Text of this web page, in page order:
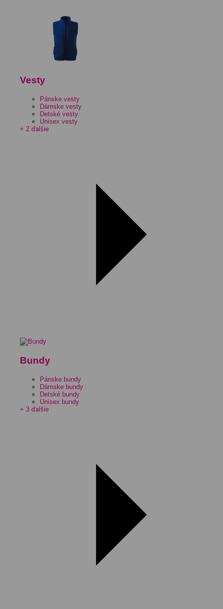
Vesty
Pánske vesty
Dámske vesty
Detské vesty
Unisex vesty
+ 2 ďalšie
Bundy
Pánske bundy
Dámske bundy
Detské bundy
Unisex bundy
+ 3 ďalšie